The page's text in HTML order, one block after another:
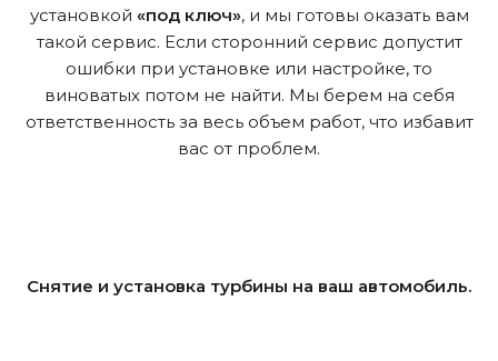
установкой «под ключ», и мы готовы оказать вам
такой сервис. Если сторонний сервис допустит
ошибки при установке или настройке, то
виноватых потом не найти. Мы берем на себя
ответственность за весь объем работ, что избавит
вас от проблем.
Снятие и установка турбины на ваш автомобиль.